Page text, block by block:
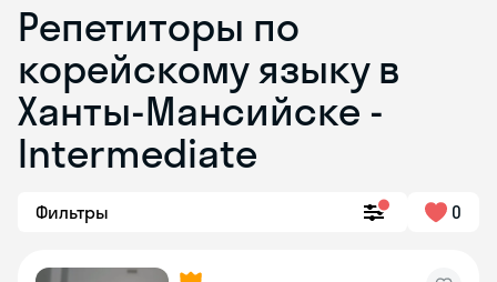
Репетиторы по
корейскому языку в
Ханты-Мансийске -
Intermediate
Фильтры 0
Skyeng Chat
online